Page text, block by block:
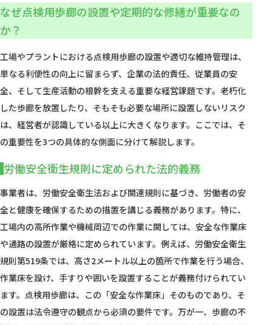
なぜ点検用歩廊の設置や定期的な修繕が重要なの
か？
工場やプラントにおける点検用歩廊の設置や適切な維持管理は、
単なる利便性の向上に留まらず、企業の法的責任、従業員の安
全、そして生産活動の根幹を支える重要な経営課題です。老朽化
した歩廊を放置したり、そもそも必要な場所に設置しないリスク
は、経営者が認識している以上に大きくなります。ここでは、そ
の重要性を3つの具体的な側面に分けて解説します。
労働安全衛生規則に定められた法的義務
事業者は、労働安全衛生法および関連規則に基づき、労働者の安
全と健康を確保するための措置を講じる義務があります。特に、
工場内の高所作業や機械周辺での作業に関しては、安全な作業床
や通路の設置が厳格に定められています。例えば、労働安全衛生
規則第519条では、高さ2メートル以上の箇所で作業を行う場合、
作業床を設け、手すりや囲いを設置することが義務付けられてい
ます。点検用歩廊は、この「安全な作業床」そのものであり、そ
の設置は法令遵守の観点から必須の要件です。万が一、歩廊の不